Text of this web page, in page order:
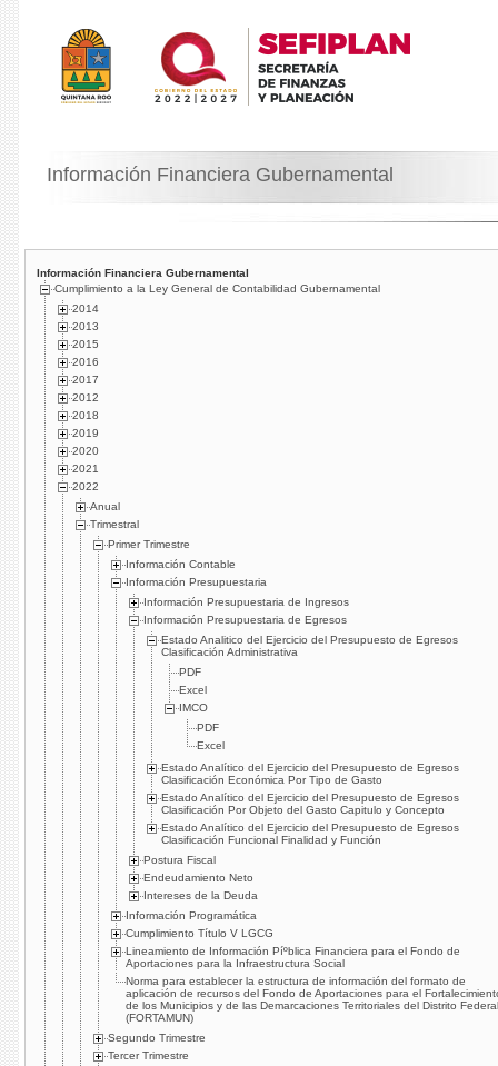
Información Financiera Gubernamental
Información Financiera Gubernamental
Cumplimiento a la Ley General de Contabilidad Gubernamental
2014
2013
2015
2016
2017
2012
2018
2019
2020
2021
2022
Anual
Trimestral
Primer Trimestre
Información Contable
Información Presupuestaria
Información Presupuestaria de Ingresos
Información Presupuestaria de Egresos
Estado Analitico del Ejercicio del Presupuesto de Egresos
Clasificación Administrativa
PDF
Excel
IMCO
PDF
Excel
Estado Analí­tico del Ejercicio del Presupuesto de Egresos
Clasificación Económica Por Tipo de Gasto
Estado Analí­tico del Ejercicio del Presupuesto de Egresos
Clasificación Por Objeto del Gasto Capitulo y Concepto
Estado Analí­tico del Ejercicio del Presupuesto de Egresos
Clasificación Funcional Finalidad y Función
Postura Fiscal
Endeudamiento Neto
Intereses de la Deuda
Información Programática
Cumplimiento Tí­tulo V LGCG
Lineamiento de Información Píºblica Financiera para el Fondo de
Aportaciones para la Infraestructura Social
Norma para establecer la estructura de información del formato de
aplicación de recursos del Fondo de Aportaciones para el
de los Municipios y de las Demarcaciones Territoriales del Distrito Federal
(FORTAMUN)
Segundo Trimestre
Tercer Trimestre